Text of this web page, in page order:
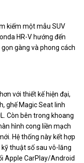
kiếm một mẫu SUV
HR-V hướng đến
gàng và phong cách
với thiết kế hiện đại,
ghế Magic Seat linh
Còn bên trong khoang
hình cong liền mạch
Hệ thống này kết hợp
thuật số sau vô-lăng
Apple CarPlay/Android